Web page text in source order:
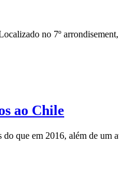
no 7º
ao Chile
que em 2016, além de um